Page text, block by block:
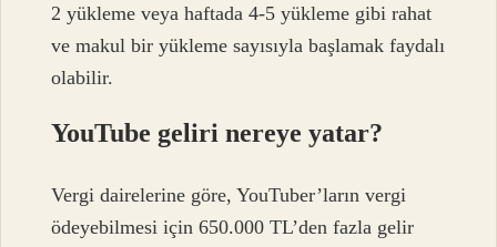
2 yükleme veya haftada 4-5 yükleme gibi rahat
ve makul bir yükleme sayısıyla başlamak faydalı
olabilir.
YouTube geliri nereye yatar?
Vergi dairelerine göre, YouTuber’ların vergi
ödeyebilmesi için 650.000 TL’den fazla gelir